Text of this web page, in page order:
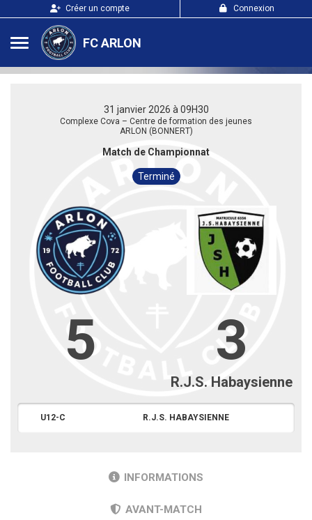
Créer un compte Connexion
FC ARLON
31 janvier 2026 à 09H30
Complexe Cova – Centre de formation des jeunes
ARLON (BONNERT)
Match de Championnat
Terminé
5 3
R.J.S. Habaysienne
U12-C R.J.S. HABAYSIENNE
INFORMATIONS
AVANT-MATCH
Panneau de gestion des cookies